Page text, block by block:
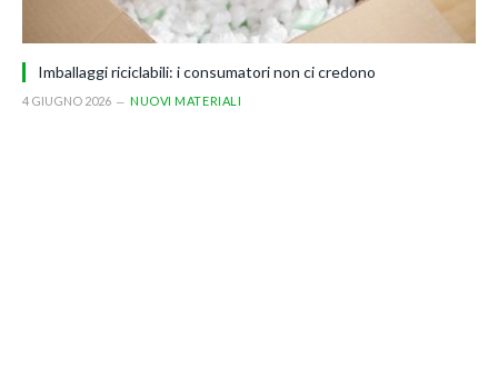
Imballaggi riciclabili: i consumatori non ci credono
4 GIUGNO 2026 NUOVI MATERIALI